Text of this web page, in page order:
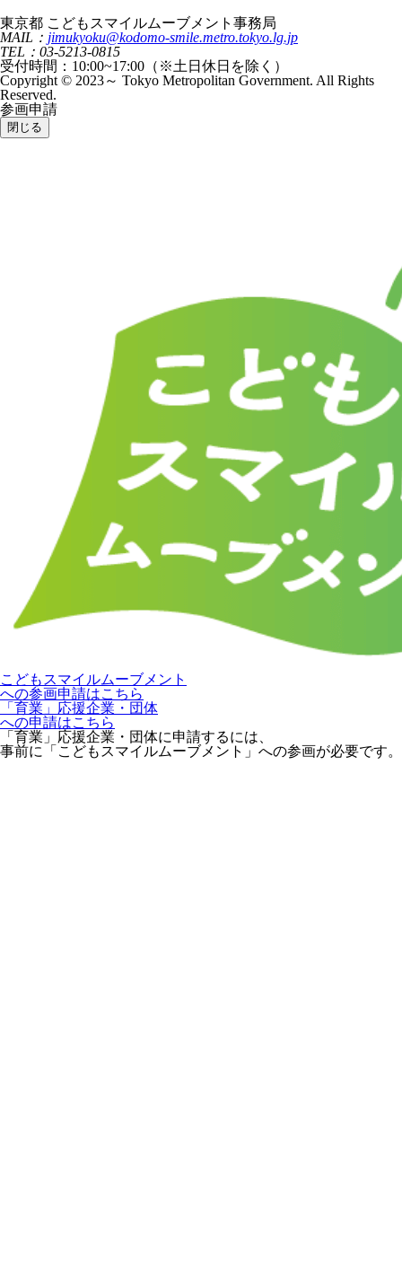
東京都 こどもスマイルムーブメント事務局
MAIL： jimukyoku@kodomo-smile.metro.tokyo.lg.jp
TEL：03-5213-0815
受付時間：10:00~17:00（※土日休日を除く）
Copyright © 2023～ Tokyo Metropolitan Government. All Rights
Reserved.
参画申請
閉じる
こどもスマイルムーブメント
への参画申請はこちら
「育業」応援企業・団体
への申請はこちら
「育業」応援企業・団体に申請するには、
事前に「こどもスマイルムーブメント」への参画が必要です。